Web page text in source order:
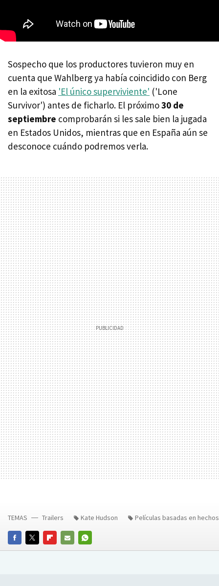
Sospecho que los productores tuvieron muy en
cuenta que Wahlberg ya había coincidido con Berg
en la exitosa 'El único superviviente' ('Lone
Survivor') antes de ficharlo. El próximo30 de
septiembre comprobarán si les sale bien la jugada
en Estados Unidos, mientras que en España aún se
desconoce cuándo podremos verla.
FACEBOOKTWITTERFLIPBOARD
E-
WHATSAPP
TEMAS Trailers Kate Hudson Películas basadas en